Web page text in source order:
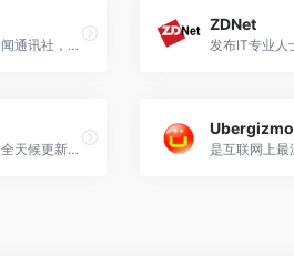
是世界多媒体新闻通讯社，提供各类新闻和金融数据
ZDNet
英国数字媒体，全天候更新电视、电影、名人、娱乐、游戏和科技新闻
Ubergizmo